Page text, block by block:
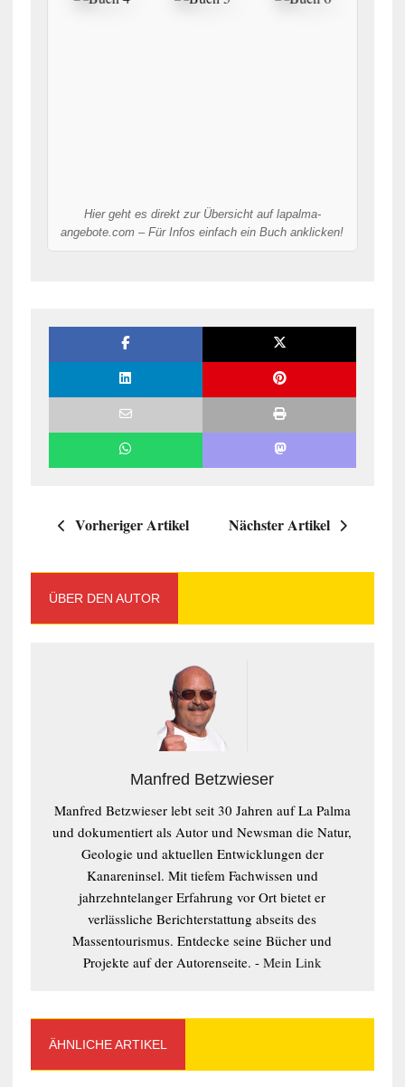
Hier geht es direkt zur Übersicht auf lapalma-
angebote.com – Für Infos einfach ein Buch anklicken!
Vorheriger Artikel Nächster Artikel
ÜBER DEN AUTOR
Manfred Betzwieser
Manfred Betzwieser lebt seit 30 Jahren auf La Palma
und dokumentiert als Autor und Newsman die Natur,
Geologie und aktuellen Entwicklungen der
Kanareninsel. Mit tiefem Fachwissen und
jahrzehntelanger Erfahrung vor Ort bietet er
verlässliche Berichterstattung abseits des
Massentourismus. Entdecke seine Bücher und
Projekte auf der Autorenseite. - Mein Link
ÄHNLICHE ARTIKEL